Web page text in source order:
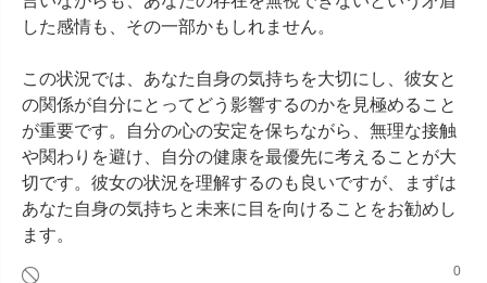
した感情も、その一部かもしれません。
この状況では、あなた自身の気持ちを大切にし、彼女と
の関係が自分にとってどう影響するのかを見極めること
が重要です。自分の心の安定を保ちながら、無理な接触
や関わりを避け、自分の健康を最優先に考えることが大
切です。彼女の状況を理解するのも良いですが、まずは
あなた自身の気持ちと未来に目を向けることをお勧めし
ます。
0